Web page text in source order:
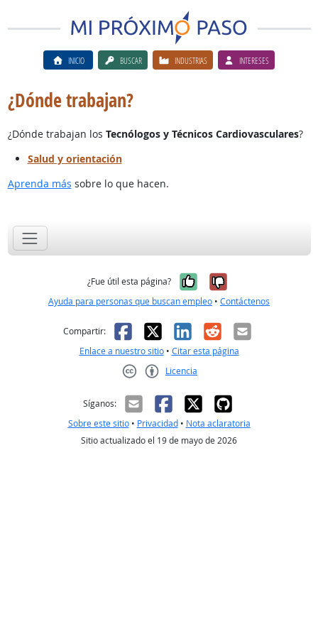
INICIO BUSCAR INDUSTRIAS INTERESES
¿Dónde trabajan?
¿Dónde trabajan los Tecnólogos y Técnicos Cardiovasculares?
Salud y orientación
Aprenda más sobre lo que hacen.
¿Fue útil esta página? Sí, fue útil
No, no fue
Ayuda para personas que buscan empleo • Contáctenos
Compartir: Facebook
X LinkedIn
RedditCorreo
Enlace a nuestro sitio• Citar esta página
Licencia
Síganos:
Sobre este sitio• Privacidad• Nota aclaratoria
Sitio actualizado el 19 de mayo de 2026